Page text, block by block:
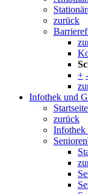
zurück
+ -
Infothek und
Startseite
zurück
Infothek